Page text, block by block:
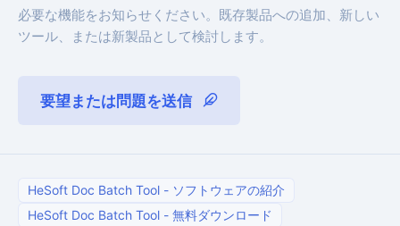
必要な機能をお知らせください。既存製品への追加、新しい
ツール、または新製品として検討します。
要望または問題を送信
HeSoft Doc Batch Tool - ソフトウェアの紹介
HeSoft Doc Batch Tool - 無料ダウンロード